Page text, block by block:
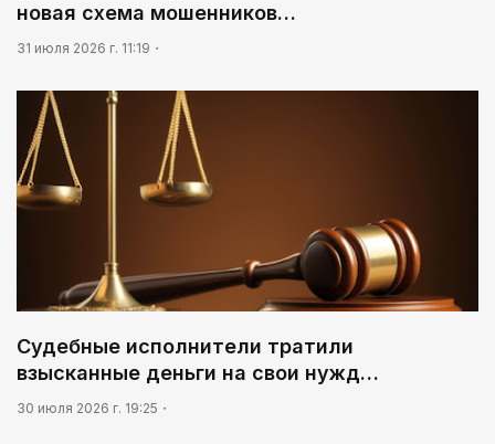
новая схема мошенников…
31 июля 2026 г. 11:19
Судебные исполнители тратили
взысканные деньги на свои нужд…
30 июля 2026 г. 19:25